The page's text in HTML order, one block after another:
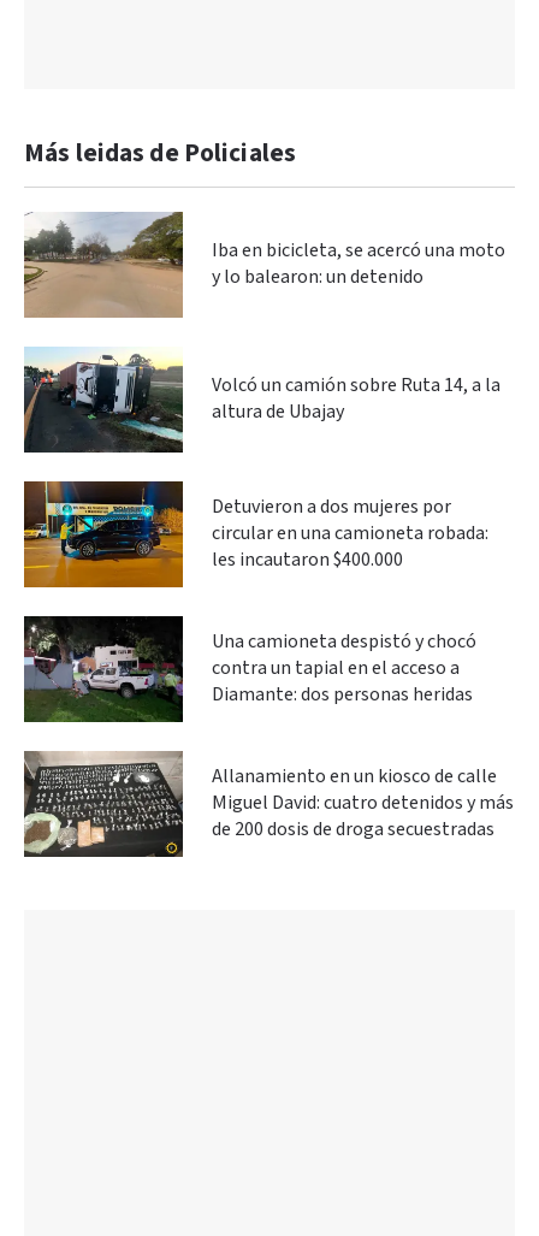
Más leidas de Policiales
Iba en bicicleta, se acercó una moto
y lo balearon: un detenido
Volcó un camión sobre Ruta 14, a la
altura de Ubajay
Detuvieron a dos mujeres por
circular en una camioneta robada:
les incautaron $400.000
Una camioneta despistó y chocó
contra un tapial en el acceso a
Diamante: dos personas heridas
Allanamiento en un kiosco de calle
Miguel David: cuatro detenidos y más
de 200 dosis de droga secuestradas